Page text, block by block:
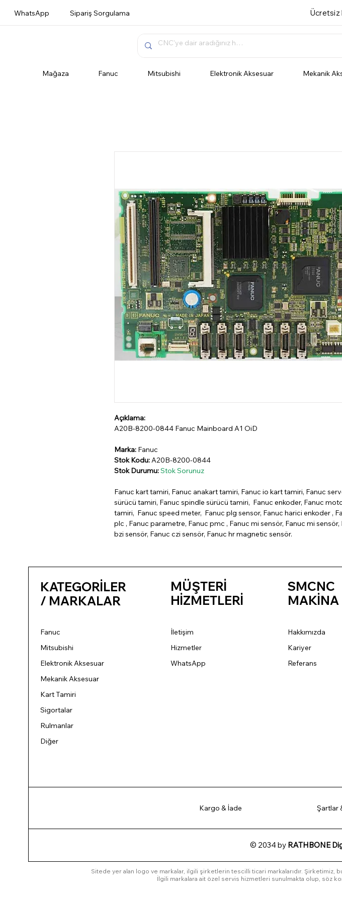
WhatsApp Sipariş Sorgulama Ücretsiz
Mağaza Fanuc Mitsubishi Elektronik Aksesuar Mekanik
Açıklama:
A20B-8200-0844 Fanuc Mainboard A1 OiD
Marka: Fanuc
Stok Kodu:A20B-8200-0844
Stok Durumu:Stok Sorunuz
Fanuc kart tamiri, Fanuc anakart tamiri, Fanuc io kart tamiri, Fanuc
sürücü tamiri, Fanuc spindle sürücü tamiri, Fanuc enkoder, Fanuc
tamiri, Fanuc speed meter, Fanuc plg sensor, Fanuc harici enkoder ,
plc , Fanuc parametre, Fanuc pmc , Fanuc mi sensör, Fanuc mi sensör,
bzi sensör, Fanuc czi sensör, Fanuc hr magnetic sensör.
KATEGORİLER
/ MARKALAR
Fanuc
Mitsubishi
Elektronik Aksesuar
Mekanik Aksesuar
Kart Tamiri
Sigortalar
Rulmanlar
Diğer
MÜŞTERİ
HİZMETLERİ
İletişim
Hizmetler
WhatsApp
SMCNC
MAKİNA
Hakkımızda
Kariyer
Referans
Kargo & İade Şartlar
© 2034 by RATHBONE
Sitede yer alan logo ve markalar, ilgili şirketlerin tescilli ticari markalarıdır. Şirketimiz,
İlgili markalara ait özel servis hizmetleri sunulmakta olup, söz